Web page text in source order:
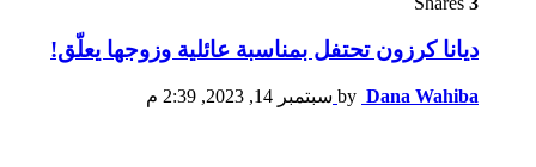
ديانا كرزون تحتفل بمناسبة عائلية وزوجها يعلّق!
by Dana Wahiba سبتمبر 14, 2023, 2:39 م